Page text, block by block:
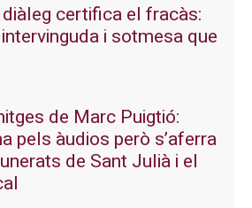
diàleg certifica el fracàs:
i sotmesa que
de Marc Puigtió:
pels àudios però s’aferra
de Sant Julià i el